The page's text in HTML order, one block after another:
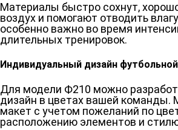
Материалы быстро сохнут,
воздух и помогают отводить
особенно важно во время
длительных тренировок.
Индивидуальный дизайн
Для модели Ф210 можно
дизайн в цветах вашей команды.
макет с учетом пожеланий по
расположению элементов и